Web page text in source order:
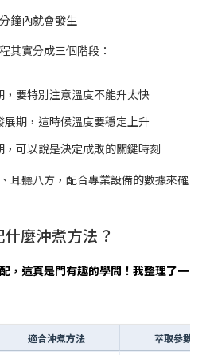
鐘內就會發生
其實分成三個階段：
要特別注意溫度不能升太快
期，這時候溫度要穩定上升
可以說是決定成敗的關鍵時刻
耳聽八方，配合專業設備的數據來確
麼沖煮方法？
，這真是門有趣的學問！我整理了一
適合沖煮方法 萃取參數調